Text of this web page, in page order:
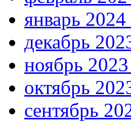
январь
декабрь
ноябрь
октябрь
сентябрь